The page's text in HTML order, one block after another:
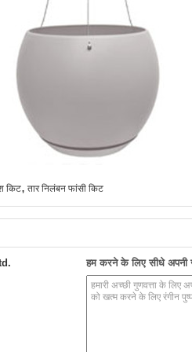
किट, तार निलंबन फांसी किट
हम करने के लिए सीधे अपनी